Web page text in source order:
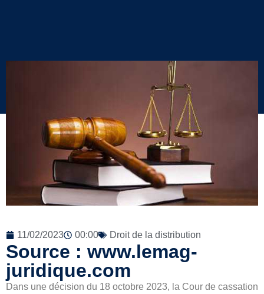
11/02/2023 00:00 Droit de la distribution
Source : www.lemag-
juridique.com
Dans une décision du 18 octobre 2023, la Cour de cassation